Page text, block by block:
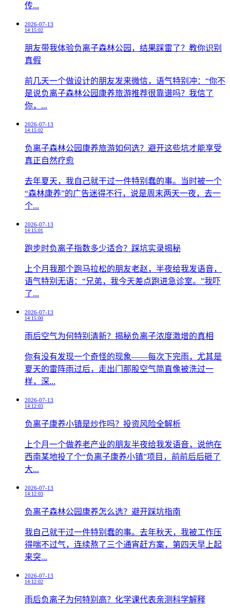
传...
2026-07-13
14:15:02
朋友带我体验负离子森林公园，结果踩雷了？教你识别
真假
前几天一个做设计的朋友发来微信，语气特别冲：“你不
是说负离子森林公园康养旅游推荐很靠谱吗？我信了
你，...
2026-07-13
14:15:02
负离子森林公园康养旅游如何选？避开这些坑才能享受
真正自然疗愈
去年夏天，我自己就干过一件特别蠢的事。当时被一个
“森林康养”的广告迷得不行，说是周末两天一夜，去一
个...
2026-07-13
14:15:01
跑步时负离子指数多少适合？踩坑实录揭秘
上个月我那个跑马拉松的朋友老赵，半夜给我发语音，
语气特别无语：“兄弟，我今天差点跑进急诊室。”我吓
了...
2026-07-13
14:15:00
雨后空气为何特别清新？揭秘负离子浓度激增的真相
你有没有发现一个奇怪的现象——每次下完雨，尤其是
夏天的雷阵雨过后，走出门那股空气简直像被洗过一
样，深...
2026-07-13
14:12:03
负离子康养小镇是炒作吗？投资风险全解析
上个月一个做养老产业的朋友半夜给我发语音，说他在
西南某地投了个“负离子康养小镇”项目，前前后后砸了
大...
2026-07-13
14:12:03
负离子森林公园康养怎么选？避开踩坑指南
我自己就干过一件特别蠢的事。去年秋天，我被工作压
得喘不过气，连续熬了三个通宵赶方案，第四天早上起
来突...
2026-07-13
14:12:02
雨后负离子为何特别高？化学课代表亲测科学解释